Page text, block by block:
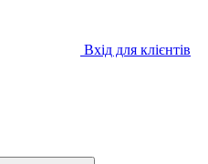
Вхід для клієнтів